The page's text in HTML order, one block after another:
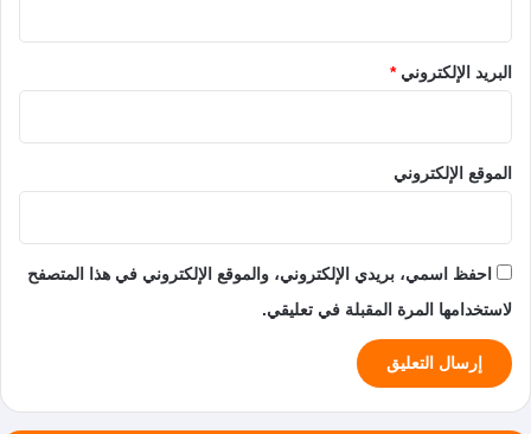
البريد الإلكتروني*
الموقع الإلكتروني
احفظ اسمي، بريدي الإلكتروني، والموقع الإلكتروني في هذا المتصفح
لاستخدامها المرة المقبلة في تعليقي.